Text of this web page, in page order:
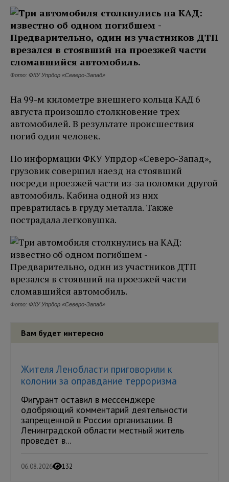
Фото: ФКУ Упрдор «Северо-Запад»
На 99-м километре внешнего кольца КАД 6
августа произошло столкновение трех
автомобилей. В результате происшествия
погиб один человек.
По информации ФКУ Упрдор «Северо-Запад»,
грузовик совершил наезд на стоявший
посреди проезжей части из-за поломки другой
автомобиль. Кабина одной из них
превратилась в груду металла. Также
пострадала легковушка.
Фото: ФКУ Упрдор «Северо-Запад»
Вам будет интересно
Жителя Ленобласти приговорили к
колонии за оправдание терроризма
Фигурант оставил в мессенджере
одобряющий комментарий деятельности
запрещенной в России организации. В
Ленинградской области местный житель
проведёт в...
06.08.2026 132